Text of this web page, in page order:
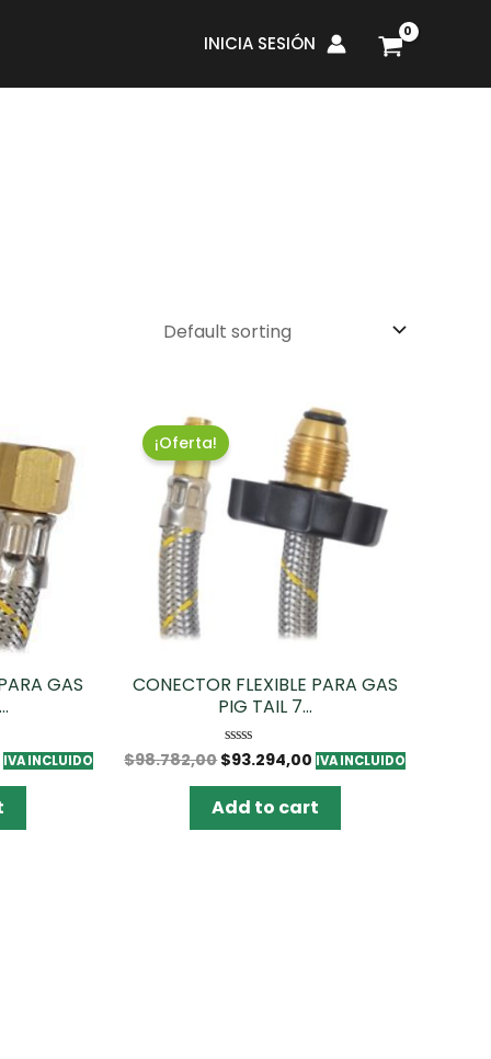
INICIA SESIÓN
GAS
IVA INCLUIDO
¡Oferta!
CONECTOR FLEXIBLE PARA GAS
PIG TAIL 7...
Rated
0
out
of
5
$98.782,00$93.294,00 IVA INCLUIDO
Add to cart